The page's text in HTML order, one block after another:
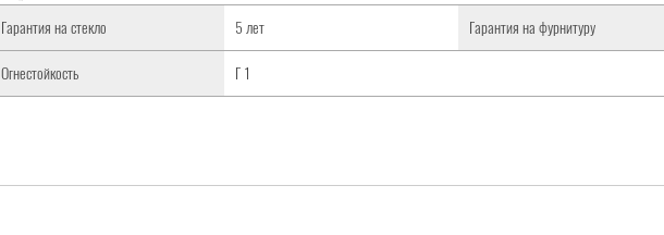
Гарантия на стекло 5 лет Гарантия на фурнитуру
Огнестойкость Г 1